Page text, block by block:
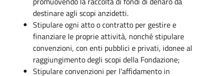
destinare agli scopi anzidetti.
Stipulare ogni atto o contratto per gestire e
finanziare le proprie attività, nonché stipulare
convenzioni, con enti pubblici e privati, idonee al
raggiungimento degli scopi della Fondazione;
Stipulare convenzioni per l'affidamento in